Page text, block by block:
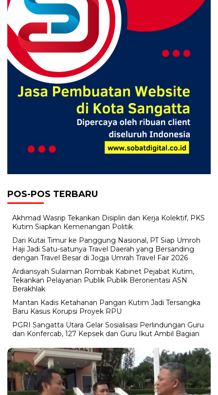
POS-POS TERBARU
Akhmad Wasrip Tekankan Disiplin dan Kerja Kolektif, PKS
Kutim Siapkan Kemenangan Politik
Dari Kutai Timur ke Panggung Nasional, PT Siap Umroh
Haji Jadi Satu-satunya Travel Daerah yang Bersanding
dengan Travel Besar di Jogja Umrah Travel Fair 2026
Ardiansyah Sulaiman Rombak Kabinet Pejabat Kutim,
Tekankan Pelayanan Publik Publik Berorientasi ASN
Berakhlak
Mantan Kadis Ketahanan Pangan Kutim Jadi Tersangka
Baru Kasus Korupsi Proyek RPU
PGRI Sangatta Utara Gelar Sosialisasi Perlindungan Guru
dan Konfercab, 127 Kepsek dan Guru Ikut Ambil Bagian